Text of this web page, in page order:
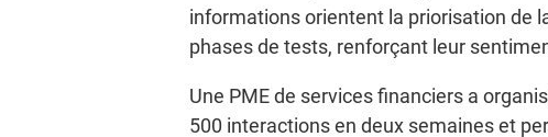
informations orientent la priorisation de
phases de tests, renforçant leur
Une PME de services financiers a
500 interactions en deux semaines et